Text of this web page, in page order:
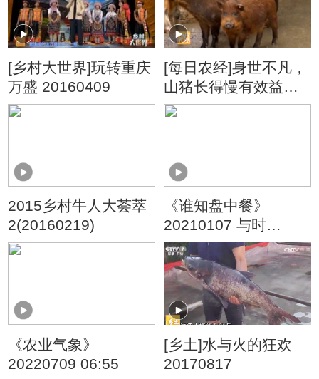
[乡村大世界]玩转重庆
万盛 20160409
[每日农经]身世不凡，
山猪长得慢有效益
(20160314)
2015乡村牛人大荟萃
2(20160219)
《谁知盘中餐》
20210107 与时
争“鲜”的雷波脐橙
《农业气象》
20220709 06:55
[乡土]水与火的狂欢
20170817